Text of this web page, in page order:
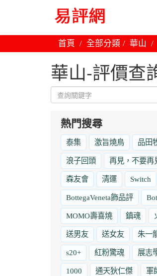
首頁 全部分類 華山
華山-評價查
熱門搜尋
泰集 激旨燒鳥 品田
浪子回頭 再見，不要再
森友會 清運 Switch
BottegaVeneta飾品評
MOMO壽喜燒 鎮魂
送男友 送女友 朱一
s20+ 紅粉驚魂 展志
1000 通天狄仁傑 軍